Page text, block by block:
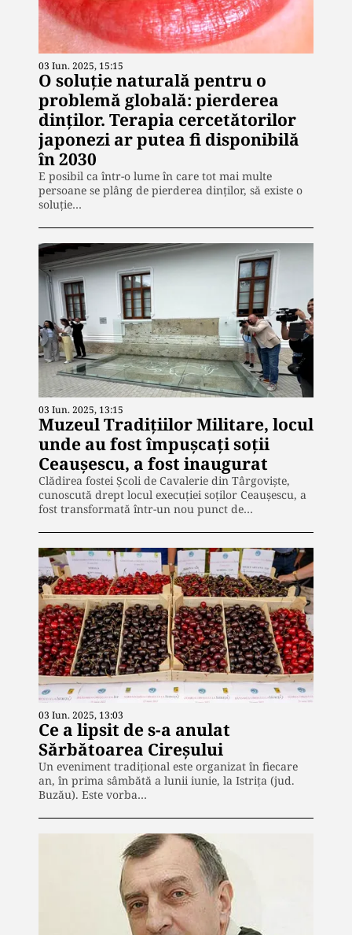
03 Iun. 2025, 15:15
O soluție naturală pentru o
problemă globală: pierderea
dinților. Terapia cercetătorilor
japonezi ar putea fi disponibilă
în 2030
E posibil ca într-o lume în care tot mai multe
persoane se plâng de pierderea dinților, să existe o
soluție…
03 Iun. 2025, 13:15
Muzeul Tradițiilor Militare, locul
unde au fost împușcați soții
Ceaușescu, a fost inaugurat
Clădirea fostei Școli de Cavalerie din Târgoviște,
cunoscută drept locul execuției soților Ceaușescu, a
fost transformată într-un nou punct de…
03 Iun. 2025, 13:03
Ce a lipsit de s-a anulat
Sărbătoarea Cireșului
Un eveniment tradițional este organizat în fiecare
an, în prima sâmbătă a lunii iunie, la Istrița (jud.
Buzău). Este vorba…